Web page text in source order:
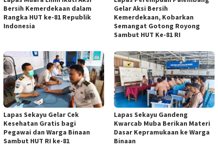
Bersih Kemerdekaan dalam
Rangka HUT ke-81 Republik
Indonesia
Gelar Aksi Bersih
Kemerdekaan, Kobarkan
Semangat Gotong Royong
Sambut HUT Ke-81 RI
Lapas Sekayu Gelar Cek
Kesehatan Gratis bagi
Pegawai dan Warga Binaan
Sambut HUT RI ke-81
Lapas Sekayu Gandeng
Kwarcab Muba Berikan Materi
Dasar Kepramukaan ke Warga
Binaan